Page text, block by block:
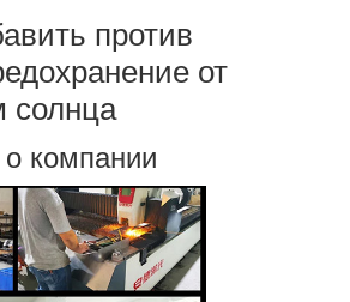
против
от
солнца
компании